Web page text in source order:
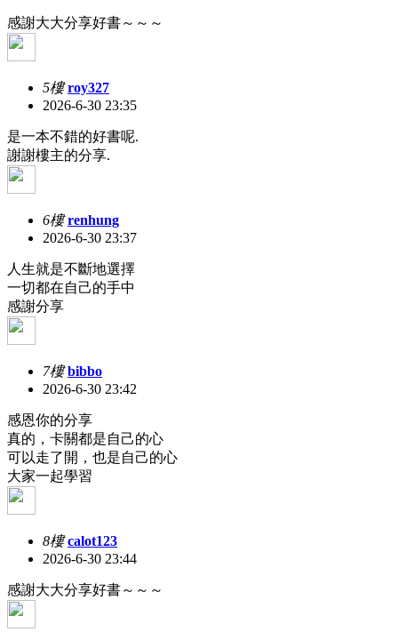
感謝大大分享好書～～～
5樓 roy327
2026-6-30 23:35
是一本不錯的好書呢.
謝謝樓主的分享.
6樓 renhung
2026-6-30 23:37
人生就是不斷地選擇
一切都在自己的手中
感謝分享
7樓 bibbo
2026-6-30 23:42
感恩你的分享
真的，卡關都是自己的心
可以走了開，也是自己的心
大家一起學習
8樓 calot123
2026-6-30 23:44
感謝大大分享好書～～～